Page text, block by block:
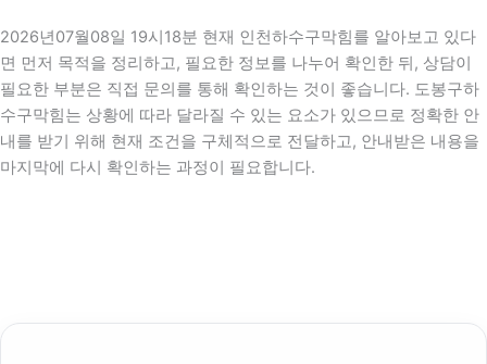
2026년07월08일 19시18분 현재 인천하수구막힘를 알아보고 있다
면 먼저 목적을 정리하고, 필요한 정보를 나누어 확인한 뒤, 상담이
필요한 부분은 직접 문의를 통해 확인하는 것이 좋습니다. 도봉구하
수구막힘는 상황에 따라 달라질 수 있는 요소가 있으므로 정확한 안
내를 받기 위해 현재 조건을 구체적으로 전달하고, 안내받은 내용을
마지막에 다시 확인하는 과정이 필요합니다.